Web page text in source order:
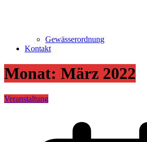
Gewässerordnung
Kontakt
Monat: März 2022
Veranstaltung